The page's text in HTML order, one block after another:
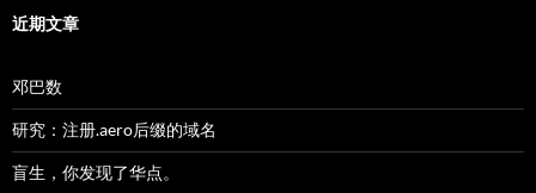
近期文章
邓巴数
研究：注册.aero后缀的域名
盲生，你发现了华点。